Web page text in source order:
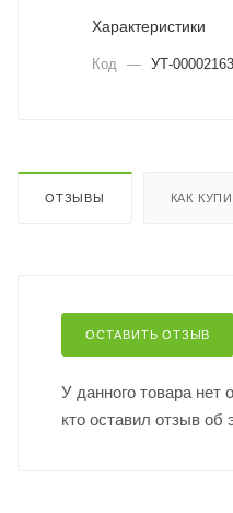
Характеристики
Код — УТ-00002163
ОТЗЫВЫ КАК
ОСТАВИТЬ ОТЗЫВ
У данного товара нет
кто оставил отзыв об